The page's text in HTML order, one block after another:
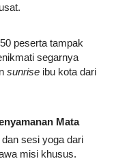
peserta tampak
segarnya
sunrise ibu kota dari
Mata
sesi yoga dari
misi khusus.